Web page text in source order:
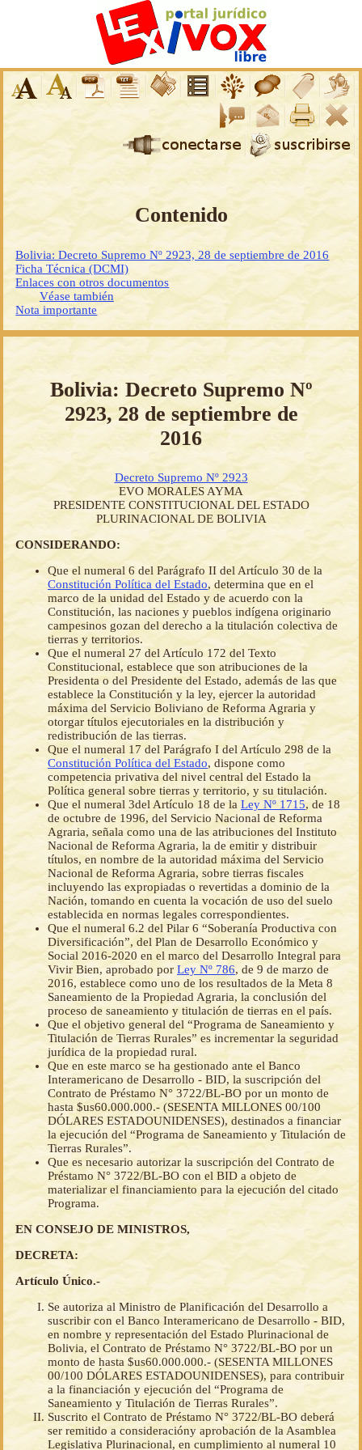
Contenido
Bolivia: Decreto Supremo Nº 2923, 28 de septiembre de 2016
Ficha Técnica (DCMI)
Enlaces con otros documentos
Véase también
Nota importante
Bolivia: Decreto Supremo Nº
2923, 28 de septiembre de
2016
Decreto Supremo Nº 2923
EVO MORALES AYMA
PRESIDENTE CONSTITUCIONAL DEL ESTADO
PLURINACIONAL DE BOLIVIA
CONSIDERANDO:
Que el numeral 6 del Parágrafo II del Artículo 30 de la
Constitución Política del Estado, determina que en el
marco de la unidad del Estado y de acuerdo con la
Constitución, las naciones y pueblos indígena originario
campesinos gozan del derecho a la titulación colectiva de
tierras y territorios.
Que el numeral 27 del Artículo 172 del Texto
Constitucional, establece que son atribuciones de la
Presidenta o del Presidente del Estado, además de las que
establece la Constitución y la ley, ejercer la autoridad
máxima del Servicio Boliviano de Reforma Agraria y
otorgar títulos ejecutoriales en la distribución y
redistribución de las tierras.
Que el numeral 17 del Parágrafo I del Artículo 298 de la
Constitución Política del Estado, dispone como
competencia privativa del nivel central del Estado la
Política general sobre tierras y territorio, y su titulación.
Que el numeral 3del Artículo 18 de la Ley Nº 1715, de 18
de octubre de 1996, del Servicio Nacional de Reforma
Agraria, señala como una de las atribuciones del Instituto
Nacional de Reforma Agraria, la de emitir y distribuir
títulos, en nombre de la autoridad máxima del Servicio
Nacional de Reforma Agraria, sobre tierras fiscales
incluyendo las expropiadas o revertidas a dominio de la
Nación, tomando en cuenta la vocación de uso del suelo
establecida en normas legales correspondientes.
Que el numeral 6.2 del Pilar 6 “Soberanía Productiva con
Diversificación”, del Plan de Desarrollo Económico y
Social 2016-2020 en el marco del Desarrollo Integral para
Vivir Bien, aprobado por Ley Nº 786, de 9 de marzo de
2016, establece como uno de los resultados de la Meta 8
Saneamiento de la Propiedad Agraria, la conclusión del
proceso de saneamiento y titulación de tierras en el país.
Que el objetivo general del “Programa de Saneamiento y
Titulación de Tierras Rurales” es incrementar la seguridad
jurídica de la propiedad rural.
Que en este marco se ha gestionado ante el Banco
Interamericano de Desarrollo - BID, la suscripción del
Contrato de Préstamo N° 3722/BL-BO por un monto de
hasta $us60.000.000.- (SESENTA MILLONES 00/100
DÓLARES ESTADOUNIDENSES), destinados a financiar
la ejecución del “Programa de Saneamiento y Titulación de
Tierras Rurales”.
Que es necesario autorizar la suscripción del Contrato de
Préstamo N° 3722/BL-BO con el BID a objeto de
materializar el financiamiento para la ejecución del citado
Programa.
EN CONSEJO DE MINISTROS,
DECRETA:
Artículo Único.-
Se autoriza al Ministro de Planificación del Desarrollo a
suscribir con el Banco Interamericano de Desarrollo - BID,
en nombre y representación del Estado Plurinacional de
Bolivia, el Contrato de Préstamo N° 3722/BL-BO por un
monto de hasta $us60.000.000.- (SESENTA MILLONES
00/100 DÓLARES ESTADOUNIDENSES), para contribuir
a la financiación y ejecución del “Programa de
Saneamiento y Titulación de Tierras Rurales”.
Suscrito el Contrato de Préstamo N° 3722/BL-BO deberá
ser remitido a consideracióny aprobación de la Asamblea
Legislativa Plurinacional, en cumplimiento al numeral 10